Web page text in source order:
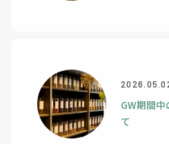
GW期間
て